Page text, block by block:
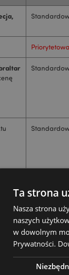
Priorytetowa
Ta strona
Nasza strona
naszych
w dowolnym
Prywatności.